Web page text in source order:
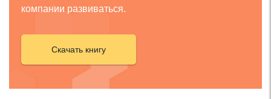
компании развиваться.
Скачать книгу